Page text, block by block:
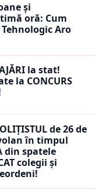
și
oră: Cum
Aro
la stat!
la CONCURS
de 26 de
în timpul
din spatele
colegii și